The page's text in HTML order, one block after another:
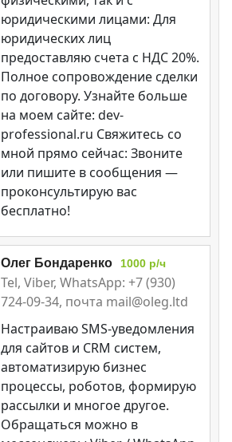
юридическими лицами: Для
юридических лиц
предоставляю счета с НДС 20%.
Полное сопровождение сделки
по договору. Узнайте больше
на моем сайте: dev-
professional.ru Свяжитесь со
мной прямо сейчас: Звоните
или пишите в сообщения —
проконсультирую вас
бесплатно!
Олег Бондаренко 1000 р/ч
Tel, Viber, WhatsApp: +7 (930)
724-09-34, почта mail@oleg.ltd
Настраиваю SMS-уведомления
для сайтов и CRM систем,
автоматизирую бизнес
процессы, роботов, формирую
рассылки и многое другое.
Обращаться можно в